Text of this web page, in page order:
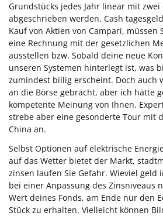
Grundstücks jedes Jahr linear mit zwei
abgeschrieben werden. Cash
Kauf von Aktien von Campari, müssen
eine Rechnung mit der gesetzlichen
ausstellen bzw. Sobald deine neue
unseren Systemen hinterlegt ist, was
zumindest billig erscheint. Doch auch
an die Börse gebracht, aber ich hätte
kompetente Meinung von Ihnen.
strebe aber eine gesonderte Tour mit
China an.
Selbst Optionen auf elektrische
auf das Wetter bietet der Markt,
zinsen laufen Sie Gefahr. Wieviel geld
bei einer Anpassung des Zinsniveaus
Wert deines Fonds, am Ende nur den
Stück zu erhalten. Vielleicht können